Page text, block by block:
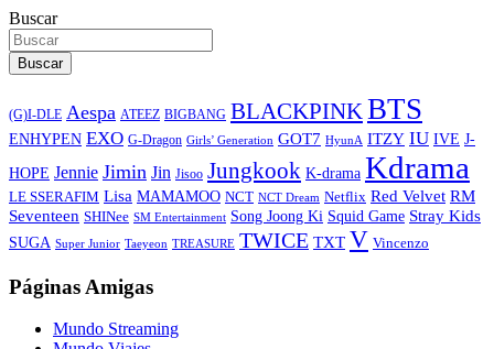
Buscar
Buscar
(G)I-DLE Aespa ATEEZ BIGBANG BLACKPINKBTS
ENHYPEN EXO G-Dragon Girls’ Generation GOT7 HyunA ITZY IU IVE J-
HOPE Jennie Jimin Jin Jisoo Jungkook K-drama Kdrama
LE SSERAFIM Lisa MAMAMOO NCT NCT Dream Netflix Red Velvet RM
Seventeen SHINee SM Entertainment Song Joong Ki Squid Game Stray Kids
SUGA Super Junior Taeyeon TREASURE TWICE TXT V Vincenzo
Páginas Amigas
Mundo Streaming